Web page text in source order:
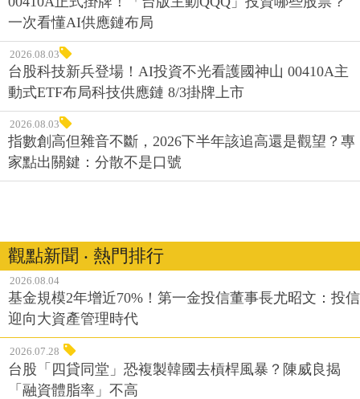
一次看懂AI供應鏈布局
2026.08.03
台股科技新兵登場！AI投資不光看護國神山 00410A主
動式ETF布局科技供應鏈 8/3掛牌上市
2026.08.03
指數創高但雜音不斷，2026下半年該追高還是觀望？專
家點出關鍵：分散不是口號
觀點新聞 ‧ 熱門排行
2026.08.04
基金規模2年增近70%！第一金投信董事長尤昭文：投信
迎向大資產管理時代
2026.07.28
台股「四貸同堂」恐複製韓國去槓桿風暴？陳威良揭
「融資體脂率」不高